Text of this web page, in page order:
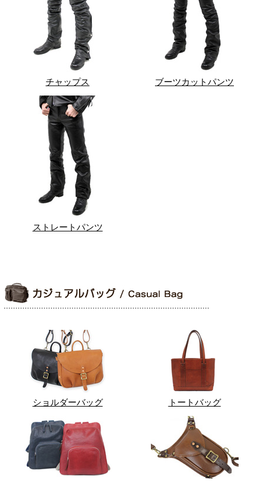
チャップス ブーツカットパンツ
ストレートパンツ
ショルダーバッグ トートバッグ